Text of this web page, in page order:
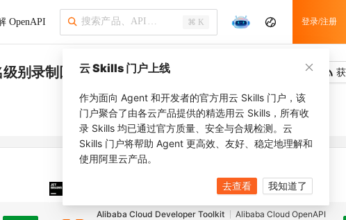
OpenAPI ⌘ K 登录/注册
别录制回调配置
安装之前，确保已创建JetBrains IDE
Alibaba Cloud Developer Toolkit Alibaba Cloud OpenAPI
云 Skills 门户上线
作为面向 Agent 和开发者的官方用云 Skills 门户，该
门户聚合了由各云产品提供的精选用云 Skills，所有收
录 Skills 均已通过官方质量、安全与合规检测。云
Skills 门户将帮助 Agent 更高效、友好、稳定地理解和
使用阿里云产品。
去查看 我知道了